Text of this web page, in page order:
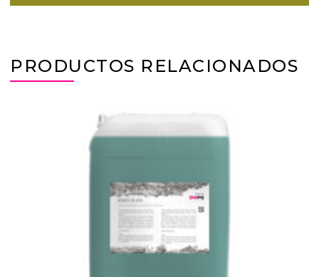
PRODUCTOS RELACIONADOS